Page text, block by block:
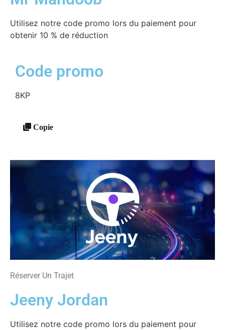
Utilisez notre code promo lors du paiement pour
obtenir 10 % de réduction
Code promo
8KP
Copie
Réserver Un Trajet
Jeeny Jordan
Utilisez notre code promo lors du paiement pour